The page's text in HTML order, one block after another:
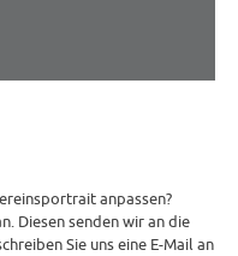
anpassen?
Diesen senden wir an die
Sie uns eine E-Mail an